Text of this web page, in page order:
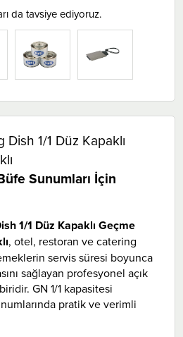
da tavsiye ediyoruz.TÜKENDI
1/1 Düz Kapaklı
Sunumları İçin
1/1 Düz Kapaklı Geçme
, otel, restoran ve catering
servis süresi boyunca
sağlayan profesyonel açık
GN 1/1 kapasitesi
pratik ve verimli